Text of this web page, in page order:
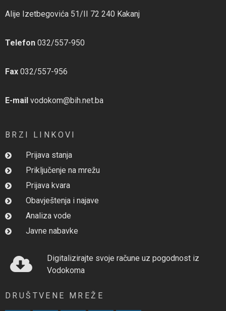
Alije Izetbegovića 51/II 72 240 Kakanj
Telefon 032/557-950
Fax 032/557-956
E-mail vodokom@bih.net.ba
BRZI LINKOVI
Prijava stanja
Priključenje na mrežu
Prijava kvara
Obavještenja i najave
Analiza vode
Javne nabavke
Digitalizirajte svoje račune uz pogodnost iz
Vodokoma
DRUŠTVENE MREŽE